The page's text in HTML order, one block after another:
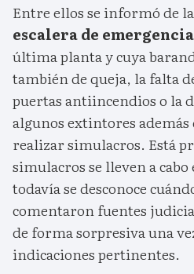
Entre ellos se informó de la
escalera de emergencia
última planta y cuya
también de queja, la falta
puertas antiincendios o la
algunos extintores además
realizar simulacros. Está
simulacros se lleven a
todavía se desconoce
comentaron fuentes
de forma sorpresiva una
indicaciones pertinentes.